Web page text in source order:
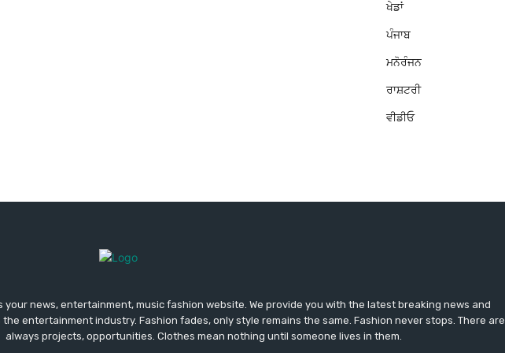
ਖੇਡਾਂ
ਪੰਜਾਬ
ਮਨੋਰੰਜਨ
ਰਾਸ਼ਟਰੀ
ਵੀਡੀਓ
your news, entertainment, music fashion website. We provide you with the latest breaking news and
entertainment industry. Fashion fades, only style remains the same. Fashion never stops. There are
always projects, opportunities. Clothes mean nothing until someone lives in them.